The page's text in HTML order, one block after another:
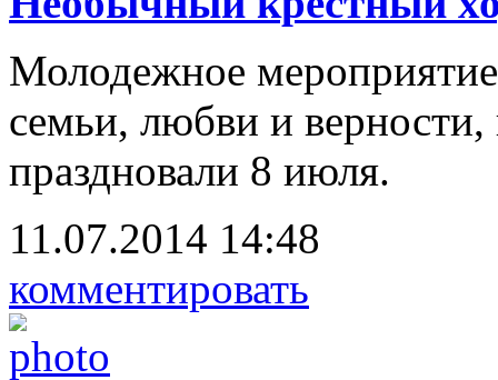
Молодежное
семьи, любви и
праздновали 8 июля.
11.07.2014 14:48
комментировать